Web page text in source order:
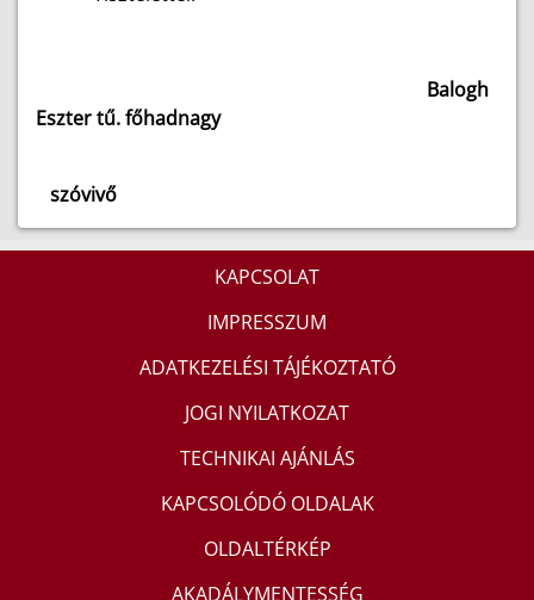
Balogh
Eszter tű. főhadnagy
szóvivő
KAPCSOLAT
IMPRESSZUM
ADATKEZELÉSI TÁJÉKOZTATÓ
JOGI NYILATKOZAT
TECHNIKAI AJÁNLÁS
KAPCSOLÓDÓ OLDALAK
OLDALTÉRKÉP
AKADÁLYMENTESSÉG